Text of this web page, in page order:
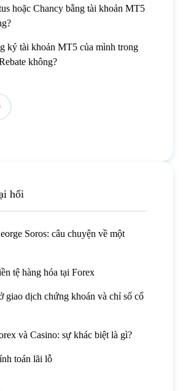
hoặc Chancy bằng tài khoản MT5
ký tài khoản MT5 của mình trong
không?
hối
Soros: câu chuyện về một
tệ hàng hóa tại Forex
giao dịch chứng khoán và chỉ số cổ
và Casino: sự khác biệt là gì?
toán lãi lỗ